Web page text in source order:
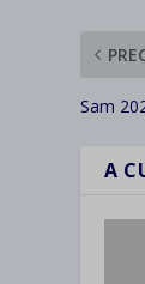
Sam
A